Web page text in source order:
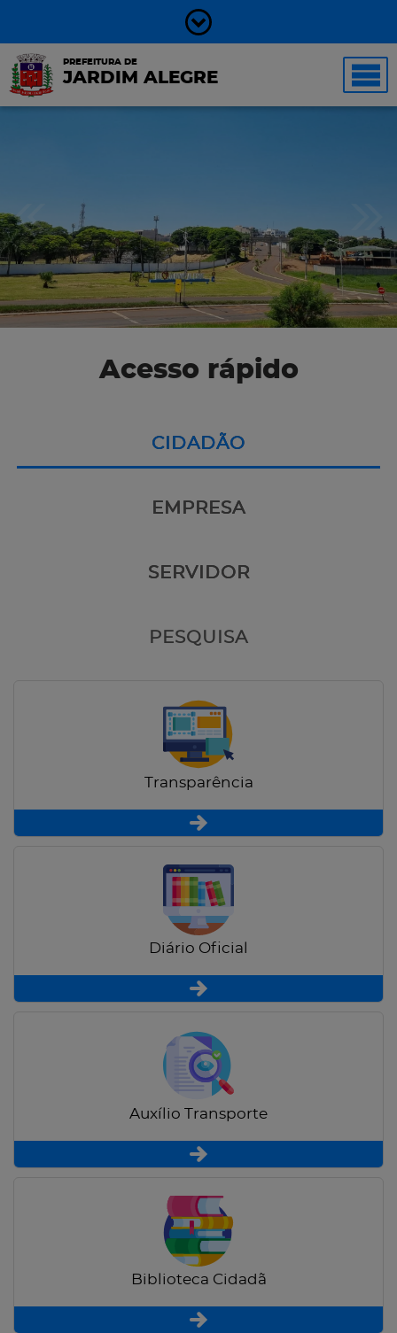
PREFEITURA DE
JARDIM ALEGRE
Acesso rápido
CIDADÃO
EMPRESA
SERVIDOR
PESQUISA
Transparência
Diário Oficial
Auxílio Transporte
Biblioteca Cidadã